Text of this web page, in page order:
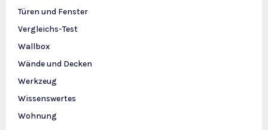
Türen und Fenster
Vergleichs-Test
Wallbox
Wände und Decken
Werkzeug
Wissenswertes
Wohnung